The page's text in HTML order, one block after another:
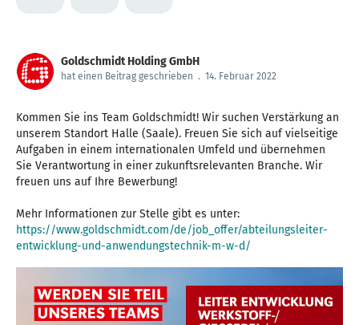
Goldschmidt Holding GmbH
hat einen Beitrag geschrieben . 14. Februar 2022
Kommen Sie ins Team Goldschmidt! Wir suchen Verstärkung an
unserem Standort Halle (Saale). Freuen Sie sich auf vielseitige
Aufgaben in einem internationalen Umfeld und übernehmen
Sie Verantwortung in einer zukunftsrelevanten Branche. Wir
freuen uns auf Ihre Bewerbung!
Mehr Informationen zur Stelle gibt es unter:
https://www.goldschmidt.com/de/job_offer/abteilungsleiter-
entwicklung-und-anwendungstechnik-m-w-d/